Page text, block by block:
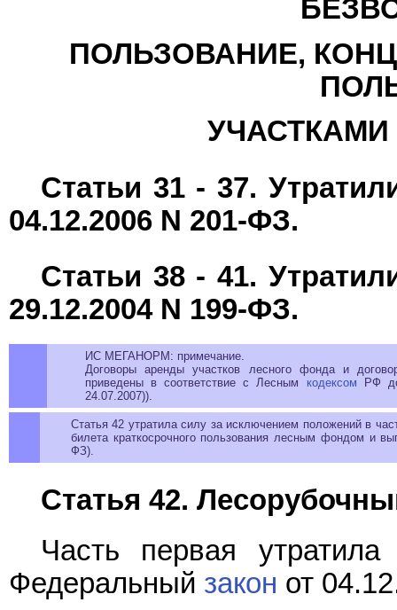
ПОЛЬЗОВАНИЕ,
Статьи 31 - 37.
04.12.2006 N 201-ФЗ.
Статьи 38 - 41.
29.12.2004 N 199-ФЗ.
ИС МЕГАНОРМ: примечание.
Договоры аренды участков лесного фонда и
приведены в соответствие с Лесным кодексом РФ
24.07.2007)).
Статья 42 утратила силу за исключением положений в
билета краткосрочного пользования лесным фондом и
ФЗ).
Статья 42.
Часть первая
Федеральный закон от